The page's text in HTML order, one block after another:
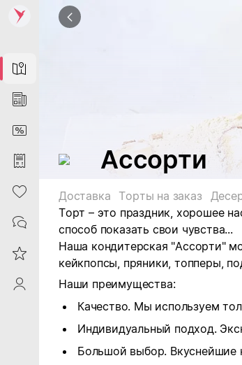
Map
News
DiscountCard
Purchases
Heart
Contacts
Reviews
ProfileSaby
Ассорти
Доставка Торты на заказ
Торт – это праздник, хорошее
способ показать свои чувства...
Наша кондитерская "Ассорти"
кейкпопсы, пряники, топперы,
Наши преимущества:
Качество. Мы используем
Индивидуальный подход.
Большой выбор. Вкуснейшие